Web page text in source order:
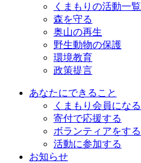
くまもりの活動一覧
森を守る
奥山の再生
野生動物の保護
環境教育
政策提言
あなたにできること
くまもり会員になる
寄付で応援する
ボランティアをする
活動に参加する
お知らせ